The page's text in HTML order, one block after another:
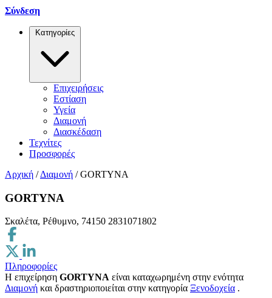
Σύνδεση
Κατηγορίες
Επιχειρήσεις
Εστίαση
Υγεία
Διαμονή
Διασκέδαση
Τεχνίτες
Προσφορές
Αρχική / Διαμονή / GORTYNA
GORTYNA
Σκαλέτα, Ρέθυμνο, 74150 2831071802
Πληροφορίες
Η επιχείρηση GORTYNA είναι καταχωρημένη στην ενότητα
Διαμονή και δραστηριοποιείται στην κατηγορία Ξενοδοχεία .